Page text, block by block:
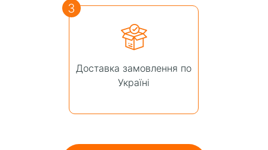
3
Доставка замовлення по
Україні